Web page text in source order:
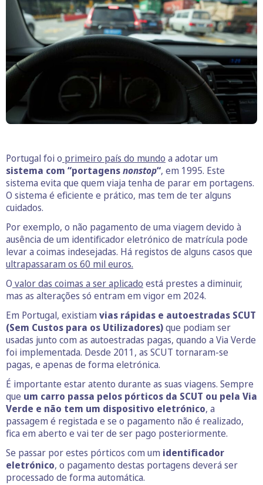
Portugal foi o primeiro país do mundo a adotar um
sistema com “portagensnonstop“, em 1995. Este
sistema evita que quem viaja tenha de parar em portagens.
O sistema é eficiente e prático, mas tem de ter alguns
cuidados.
Por exemplo, o não pagamento de uma viagem devido à
ausência de um identificador eletrónico de matrícula pode
levar a coimas indesejadas. Há registos de alguns casos que
ultrapassaram os 60 mil euros.
O valor das coimas a ser aplicado está prestes a diminuir,
mas as alterações só entram em vigor em 2024.
Em Portugal, existiam vias rápidas e autoestradas SCUT
(Sem Custos para os Utilizadores)que podiam ser
usadas junto com as autoestradas pagas, quando a Via Verde
foi implementada. Desde 2011, as SCUT tornaram-se
pagas, e apenas de forma eletrónica.
É importante estar atento durante as suas viagens. Sempre
que um carro passa pelos pórticos da SCUT ou pela Via
Verde e não tem um dispositivo eletrónico, a
passagem é registada e se o pagamento não é realizado,
fica em aberto e vai ter de ser pago posteriormente.
Se passar por estes pórticos com um identificador
eletrónico, o pagamento destas portagens deverá ser
processado de forma automática.